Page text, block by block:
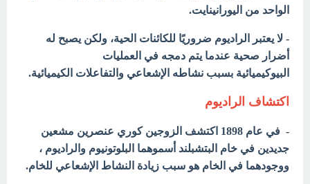
الواحد من اليورانينايت.
- لا يعتبر الراديوم ضروريًا للكائنات الحية، ولكن يصبح له
أضرار صحية عندما يتم دمجه في العمليات
البيوكيميائية بسبب نشاطه الإشعاعي والتفاعلات الكيميائية.
اكتشاف الراديوم
- في عام 1898 اكتشف الزوجين كوري عنصرين مشعين
جديدين في خام البتشبلند أسموهما البلوتونيوم والراديوم ،
ووجودهما في الخام هو سبب زيادة النشاط الإشعاعي للخام.